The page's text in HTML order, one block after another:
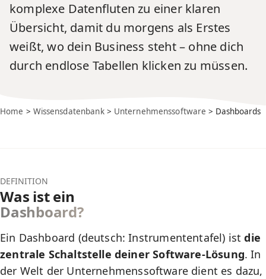
komplexe Datenfluten zu einer klaren
Übersicht, damit du morgens als Erstes
weißt, wo dein Business steht – ohne dich
durch endlose Tabellen klicken zu müssen.
Home > Wissensdatenbank> Unternehmenssoftware > Dashboards
DEFINITION
Was ist ein
Dashboard?
Ein Dashboard (deutsch: Instrumententafel) istdie
zentrale Schaltstelle deiner Software-Lösung. In
der Welt der Unternehmenssoftwaredient es dazu,